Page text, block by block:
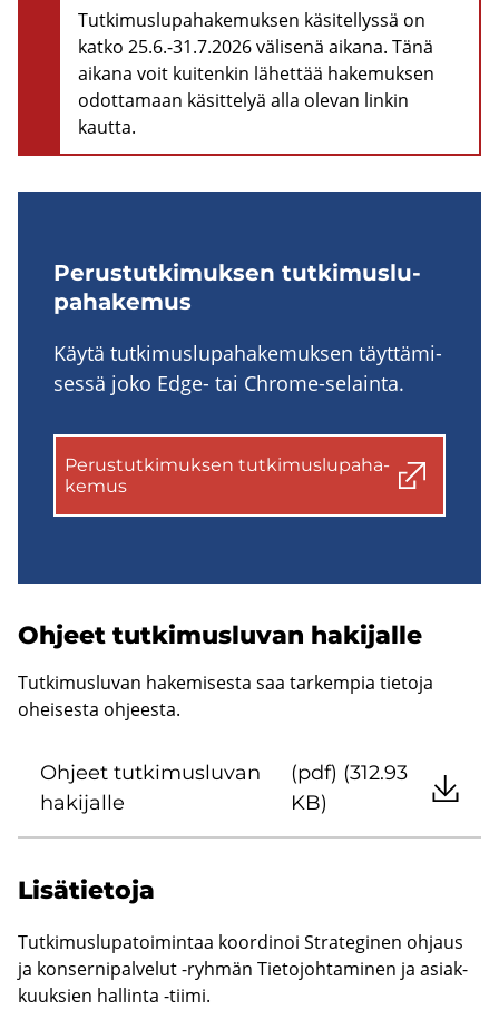
Tutkimuslupahakemuksen käsitellyssä on
katko 25.6.-31.7.2026 välisenä aikana. Tänä
aikana voit kuitenkin lähettää hakemuksen
odottamaan käsittelyä alla olevan linkin
kautta.
Pe­rus­tut­ki­muk­sen tut­ki­mus­lu­
pa­ha­ke­mus
Käytä tut­ki­mus­lu­pa­ha­ke­muk­sen täyt­tä­mi­
ses­sä joko Edge- tai Chrome-​selainta.
Pe­rus­tut­ki­muk­sen tut­ki­mus­lu­pa­ha­
ke­mus
Oh­jeet tut­ki­mus­lu­van ha­ki­jal­le
Tutkimusluvan hakemisesta saa tarkempia tietoja
oheisesta ohjeesta.
Oh­jeet tut­ki­mus­lu­van
ha­ki­jal­le
(pdf) (312.93
KB)
Li­sä­tie­to­ja
Tut­ki­mus­lu­pa­toi­min­taa koor­di­noi Stra­te­gi­nen oh­jaus
ja kon­ser­ni­pal­ve­lut -​ryhmän Tie­to­joh­ta­mi­nen ja asiak­
kuuk­sien hal­lin­ta -​tiimi.